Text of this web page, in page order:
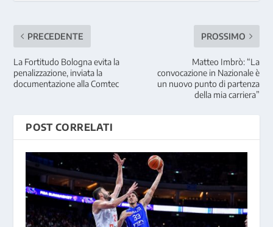
PRECEDENTE
La Fortitudo Bologna evita la
penalizzazione, inviata la
documentazione alla Comtec
PROSSIMO
Matteo Imbrò: “La
convocazione in Nazionale è
un nuovo punto di partenza
della mia carriera”
POST CORRELATI